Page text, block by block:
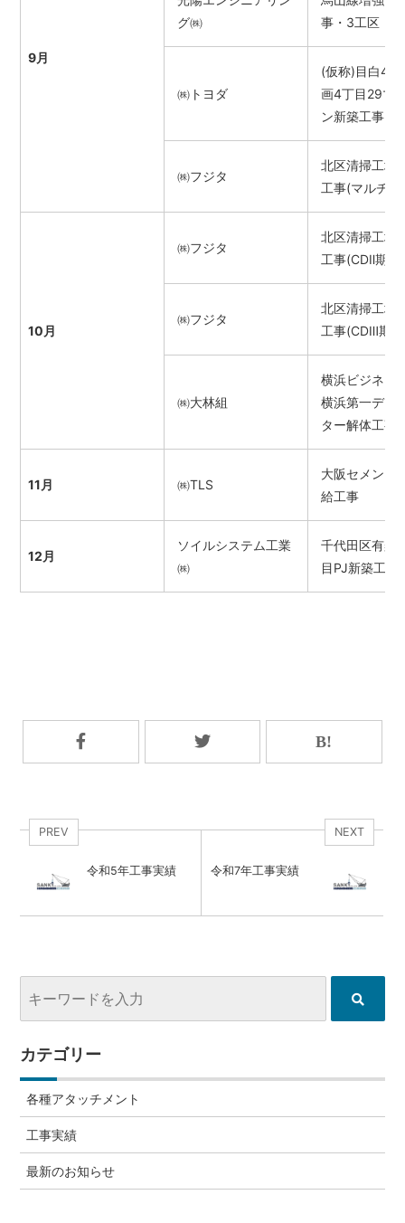
9月
グ㈱
事・3工区
㈱トヨダ
(仮称)目白4丁
画4丁目29マ
ン新築工事
㈱フジタ
北区清掃工場
工事(マルチⅡ
10月
㈱フジタ
北区清掃工場
工事(CDⅡ期)
㈱フジタ
北区清掃工場
工事(CDⅢ期)
㈱大林組
横浜ビジネス
横浜第一デー
ター解体工事
11月 ㈱TLS
大阪セメント
給工事
12月
ソイルシステム工業
㈱
千代田区有楽
目PJ新築工事
PREV
令和5年工事実績
NEXT
令和7年工事実績
カテゴリー
各種アタッチメント
工事実績
最新のお知らせ